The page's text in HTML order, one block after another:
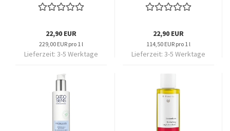
22,90 EUR
229,00 EUR pro 1 l
Lieferzeit: 3-5 Werktage
22,90 EUR
114,50 EUR pro 1 l
Lieferzeit: 3-5 Werktage